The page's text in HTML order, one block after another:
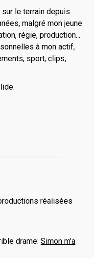
le terrain depuis
malgré mon jeune
régie, production...
à mon actif,
sport, clips,
réalisées
drame: Simon m’a